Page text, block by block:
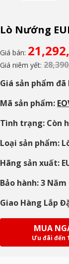
Lò Nướng
Giá bán:
Giá niêm yết:
Giá sản phẩm đã
Mã sản phẩm:
Tình trạng: Còn
Loại sản phẩm:
Hãng sản xuất:
Bảo hành: 3
Giao Hàng Lắp
MUA
Ưu đãi đến